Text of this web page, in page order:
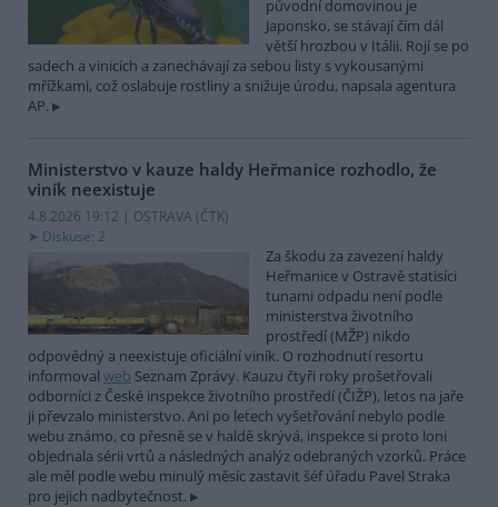
původní domovinou je
Japonsko, se stávají čím dál
větší hrozbou v Itálii. Rojí se po
sadech a vinicích a zanechávají za sebou listy s vykousanými
mřížkami, což oslabuje rostliny a snižuje úrodu, napsala agentura
AP.
Ministerstvo v kauze haldy Heřmanice rozhodlo, že
viník neexistuje
4.8.2026 19:12 | OSTRAVA (ČTK)
Diskuse: 2
Za škodu za zavezení haldy
Heřmanice v Ostravě statisíci
tunami odpadu není podle
ministerstva životního
prostředí (MŽP) nikdo
odpovědný a neexistuje oficiální viník. O rozhodnutí resortu
informoval web Seznam Zprávy. Kauzu čtyři roky prošetřovali
odborníci z České inspekce životního prostředí (ČIŽP), letos na jaře
ji převzalo ministerstvo. Ani po letech vyšetřování nebylo podle
webu známo, co přesně se v haldě skrývá, inspekce si proto loni
objednala sérii vrtů a následných analýz odebraných vzorků. Práce
ale měl podle webu minulý měsíc zastavit šéf úřadu Pavel Straka
pro jejich nadbytečnost.